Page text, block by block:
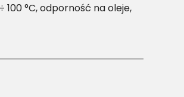
°C, odporność na oleje,